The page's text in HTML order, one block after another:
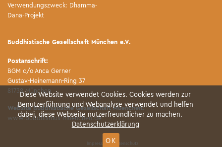
Verwendungszweck: Dhamma-
Dana-Projekt
Buddhistische Gesellschaft München e.V.
Postanschrift:
BGM c/o Anca Gerner
Gustav-Heinemann-Ring 37
81738 München
Website Buddhistische Gesellschaft Muenchen:
www.buddhismus-muenchen.de
Impressum Datenschutz
Diese Website verwendet Cookies. Cookies werden zur
Benutzerführung und Webanalyse verwendet und helfen
dabei, diese Webseite nutzerfreundlicher zu machen.
Datenschutzerklärung
OK